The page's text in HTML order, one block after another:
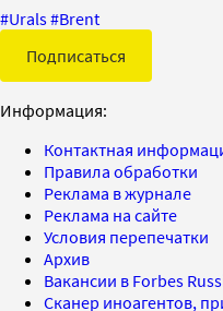
#Urals#Brent
Подписаться
Информация:
Контактная
Правила обработки
Реклама в журнале
Реклама на сайте
Условия перепечатки
Архив
Вакансии в Forbes
Сканер иноагентов,